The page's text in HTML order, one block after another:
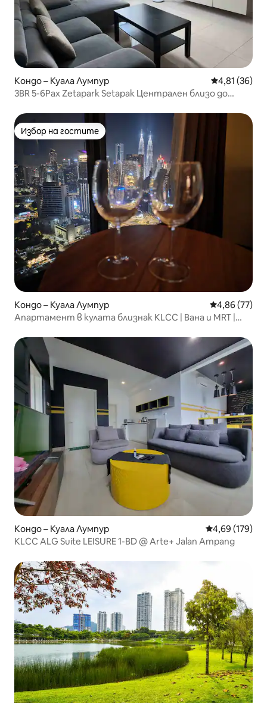
Кондо – Куала Лумпур Средна
4,81 (36)
3BR 5-6Pax Zetapark Setapak Централен близо до
Избор на гостите
Избор на гостите
Кондо – Куала Лумпур Средна
4,86 (77)
Апартамент в кулата близнак KLCC | Вана и MRT |
Кондо – Куала Лумпур Средна
4,69 (179)
KLCC ALG Suite LEISURE 1-BD @ Arte+ Jalan Ampang